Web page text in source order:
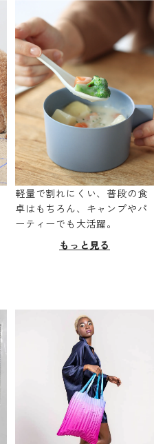
軽量で割れにくい、普段の食
卓はもちろん、キャンプやパ
ーティーでも大活躍。
もっと見る